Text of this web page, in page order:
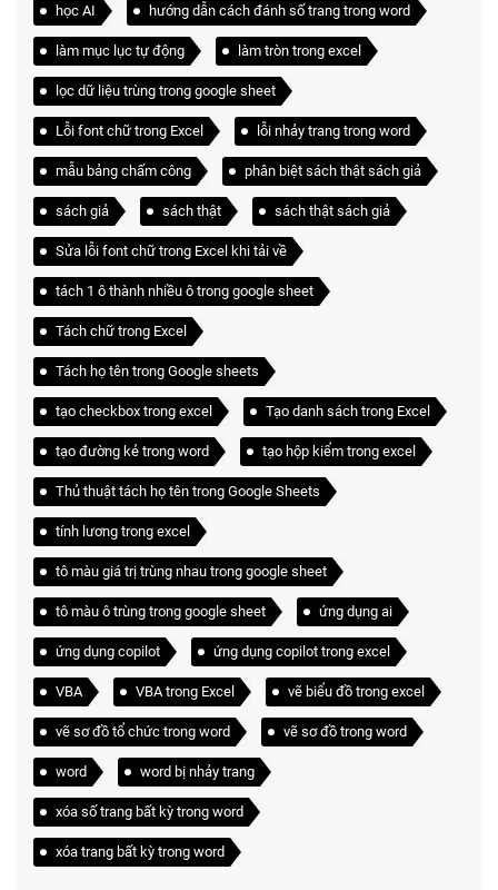
học AI hướng dẫn cách đánh số trang trong word
làm mục lục tự động làm tròn trong excel
lọc dữ liệu trùng trong google sheet
Lỗi font chữ trong Excel lỗi nhảy trang trong word
mẫu bảng chấm công phân biệt sách thật sách giả
sách giả sách thật sách thật sách giả
Sửa lỗi font chữ trong Excel khi tải về
tách 1 ô thành nhiều ô trong google sheet
Tách chữ trong Excel
Tách họ tên trong Google sheets
tạo checkbox trong excel Tạo danh sách trong Excel
tạo đường kẻ trong word tạo hộp kiểm trong excel
Thủ thuật tách họ tên trong Google Sheets
tính lương trong excel
tô màu giá trị trùng nhau trong google sheet
tô màu ô trùng trong google sheet ứng dụng ai
ứng dụng copilot ứng dụng copilot trong excel
VBA VBA trong Excel vẽ biểu đồ trong excel
vẽ sơ đồ tổ chức trong word vẽ sơ đồ trong word
word word bị nhảy trang
xóa số trang bất kỳ trong word
xóa trang bất kỳ trong word